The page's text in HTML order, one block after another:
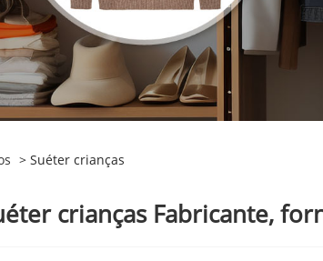
> Suéter crianças
crianças Fabricante,